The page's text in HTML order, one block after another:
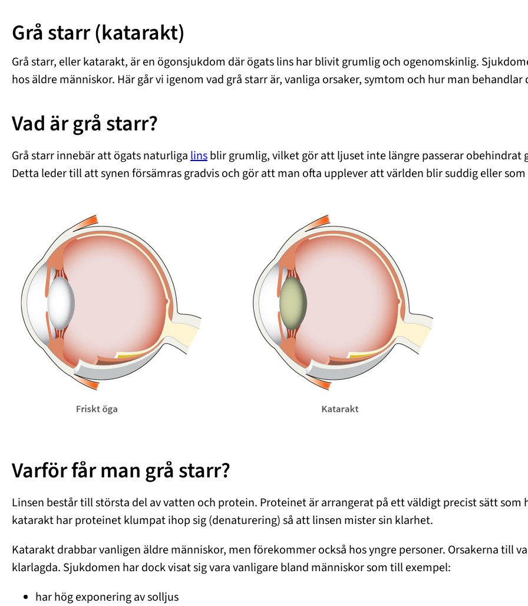
Grå starr (katarakt)
Grå starr, eller katarakt, är en ögonsjukdom där ögats lins har blivit grumlig och ogenomskinlig.
hos äldre människor. Här går vi igenom vad grå starr är, vanliga orsaker, symtom och hur man behandlar
Vad är grå starr?
Grå starr innebär att ögats naturligalinsblir grumlig, vilket gör att ljuset inte längre passerar obehindrat
Detta leder till att synen försämras gradvis och gör att man ofta upplever att världen blir suddig eller
Varför får man grå starr?
Linsen består till största del av vatten och protein. Proteinet är arrangerat på ett väldigt precist sätt som
katarakt har proteinet klumpat ihop sig (denaturering) så att linsen mister sin klarhet.
Katarakt drabbar vanligen äldre människor, men förekommer också hos yngre personer. Orsakerna till
klarlagda. Sjukdomen har dock visat sig vara vanligare bland människor som till exempel:
har hög exponering av solljus